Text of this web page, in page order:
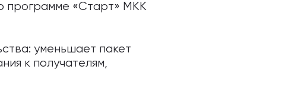
программе «Старт» МКК
уменьшает пакет
к получателям,